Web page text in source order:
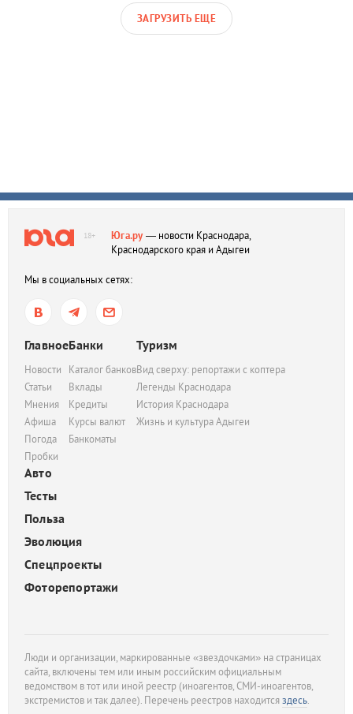
ЗАГРУЗИТЬ ЕЩЕ
18+ Юга.ру— новости Краснодара,
Краснодарского края и Адыгеи
Мы в социальных сетях:
Главное
Новости
Статьи
Мнения
Афиша
Погода
Пробки
Банки
Каталог банков
Вклады
Кредиты
Курсы валют
Банкоматы
Туризм
Вид сверху: репортажи с коптера
Легенды Краснодара
История Краснодара
Жизнь и культура Адыгеи
Авто
Тесты
Польза
Эволюция
Спецпроекты
Фоторепортажи
Люди и организации, маркированные «звездочками» на страницах
сайта, включены тем или иным российским официальным
ведомством в тот или иной реестр (иноагентов, СМИ-иноагентов,
экстремистов и так далее). Перечень реестров находитсяздесь.